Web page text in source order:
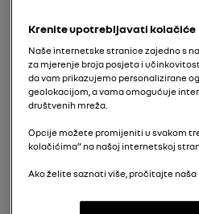
tutorijal po:
model
Pretraži model
registarska oznaka
Krenite upotrebljavati kolačiće
Naše internetske stranice zajedno s
za mjerenje broja posjeta i
da vam prikazujemo personalizirane
geolokacijom, a vama omogućuje
društvenih mreža.
Opcije možete promijeniti u svakom
kolačićima” na našoj internetskoj
Ako želite saznati više, pročitajte naša